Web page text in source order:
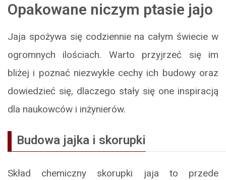
Opakowane niczym ptasie jajo
Jaja spożywa się codziennie na całym świecie w
ogromnych ilościach. Warto przyjrzeć się im
bliżej i poznać niezwykłe cechy ich budowy oraz
dowiedzieć się, dlaczego stały się one inspiracją
dla naukowców i inżynierów.
Budowa jajka i skorupki
Skład chemiczny skorupki jaja to przede